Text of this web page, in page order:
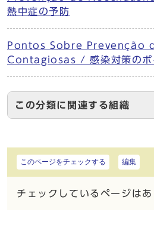
熱中症の予防
Pontos Sobre Prevenção
Contagiosas / 感染対策のポ
この分類に関連する組織
このページをチェックする 編集
チェックしているページは